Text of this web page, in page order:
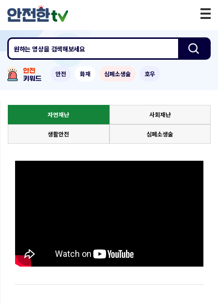
원하는 영상을 검색해보세요
안전 화재 심폐소생술 호우
자연재난 사회재난
생활안전 심폐소생술